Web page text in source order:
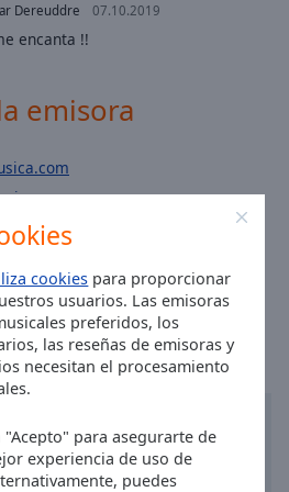
cookies para proporcionar
usuarios. Las emisoras
preferidos, los
las reseñas de emisoras y
necesitan el procesamiento
"Acepto" para asegurarte de
experiencia de uso de
puedes
Dereuddre 07.10.2019
encanta !!
emisora
,08.06.2026